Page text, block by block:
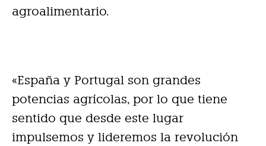
agroalimentario.
«España y Portugal son grandes
potencias agrícolas, por lo que tiene
sentido que desde este lugar
impulsemos y lideremos la revolución